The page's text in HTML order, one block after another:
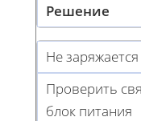
Решение
Не заряжается
Проверить
блок питания